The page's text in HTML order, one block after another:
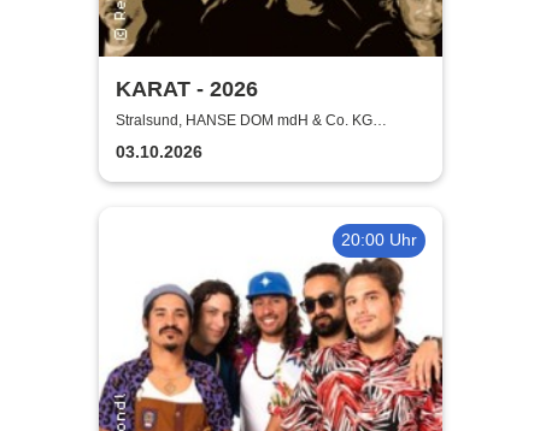
KARAT - 2026
Stralsund, HANSE DOM mdH & Co. KG
Stralsund
03.10.2026
20:00 Uhr